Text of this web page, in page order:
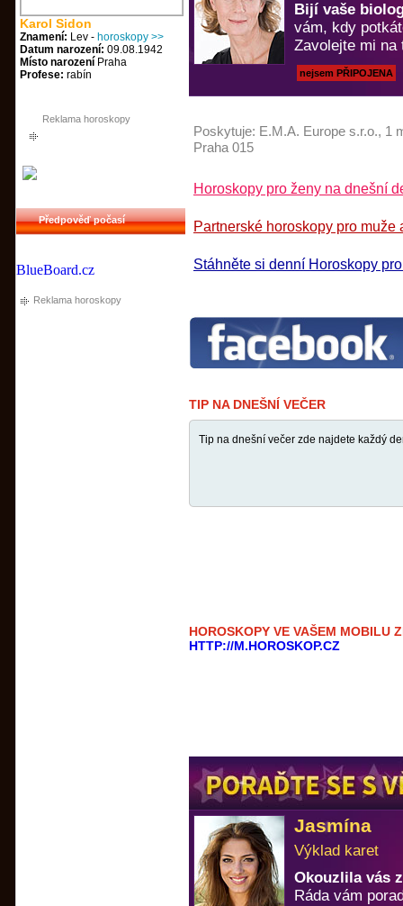
Karol Sidon
Znamení: Lev - horoskopy >>
Datum narození: 09.08.1942
Místo narození Praha
Profese: rabín
Reklama horoskopy
Předpověď počasí
BlueBoard.cz
Reklama horoskopy
Bijí vaše
vám, kdy
Zavolejte mi
nejsem PŘIPOJENA
Poskytuje: E.M.A. Europe s.r.o., 1
Praha 015
Horoskopy pro ženy na dnešní
Partnerské horoskopy pro muže
Stáhněte si denní Horoskopy
TIP NA DNEŠNÍ VEČER
Tip na dnešní večer zde najdete každý
HOROSKOPY VE VAŠEM MOBILU
HTTP://M.HOROSKOP.CZ
Jasmína
Výklad karet
Okouzlila vás
Ráda vám